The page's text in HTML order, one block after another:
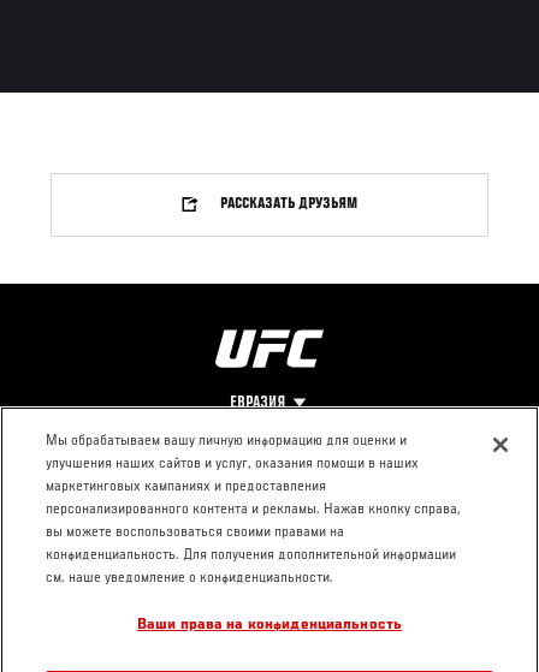
РАССКАЗАТЬ ДРУЗЬЯМ
ЕВРАЗИЯ
Footer
О UFC
Про ММА
Социальная
ответственность
КОНТАКТЫ
Пресс-центр
Условия
использования
Мы обрабатываем вашу личную информацию для оценки и
улучшения наших сайтов и услуг, оказания помощи в наших
маркетинговых кампаниях и предоставления
персонализированного контента и рекламы. Нажав кнопку справа,
вы можете воспользоваться своими правами на
конфиденциальность. Для получения дополнительной информации
см. наше уведомление о конфиденциальности.
Ваши права на конфиденциальность